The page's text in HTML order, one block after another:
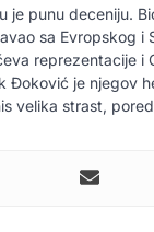
je punu deceniju.
sa Evropskog i
reprezentacije i
Đoković je njegov
velika strast,